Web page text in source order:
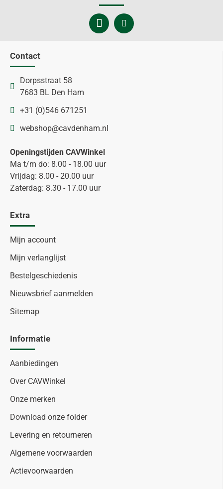
Contact
Dorpsstraat 58
7683 BL Den Ham
+31 (0)546 671251
webshop@cavdenham.nl
Openingstijden CAVWinkel
Ma t/m do: 8.00 - 18.00 uur
Vrijdag: 8.00 - 20.00 uur
Zaterdag: 8.30 - 17.00 uur
Extra
Mijn account
Mijn verlanglijst
Bestelgeschiedenis
Nieuwsbrief aanmelden
Sitemap
Informatie
Aanbiedingen
Over CAVWinkel
Onze merken
Download onze folder
Levering en retourneren
Algemene voorwaarden
Actievoorwaarden